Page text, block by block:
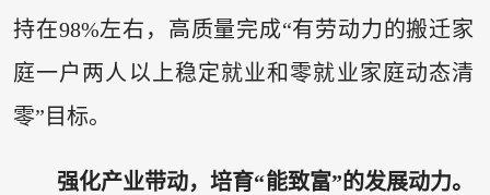
持在98%左右，高质量完成“有劳动力的搬迁家
庭一户两人以上稳定就业和零就业家庭动态清
零”目标。
强化产业带动，培育“能致富”的发展动力。